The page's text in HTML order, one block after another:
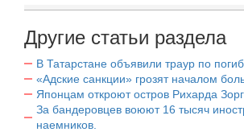
Другие статьи раздела
В Татарстане объявили траур по
«Адские санкции» грозят началом
Японцам откроют остров Рихарда
За бандеровцев воюют 16 тысяч
наемников.